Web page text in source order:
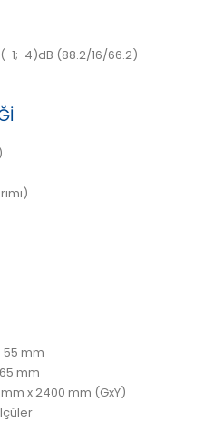
1;-4)dB (88.2/16/66.2)
55 mm
mm
x 2400 mm (GxY)